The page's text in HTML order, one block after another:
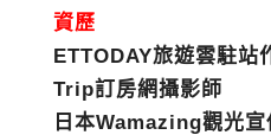
資歷
ETTODAY旅遊雲駐站
Trip訂房網攝影師
日本Wamazing觀光宣